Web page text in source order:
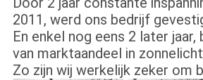
2011, werd ons bedrijf
En enkel nog eens 2 later jaar,
van marktaandeel in
Zo zijn wij werkelijk zeker om